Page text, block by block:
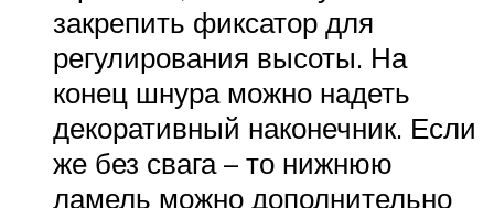
закрепить фиксатор для
регулирования высоты. На
конец шнура можно надеть
декоративный наконечник. Если
же без свага – то нижнюю
ламель можно дополнительно